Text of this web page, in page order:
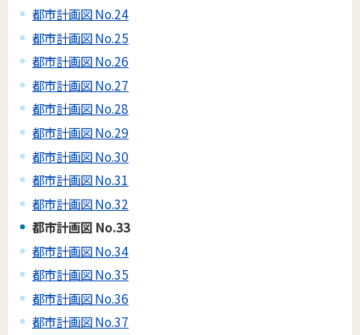
都市計画図 No.24
都市計画図 No.25
都市計画図 No.26
都市計画図 No.27
都市計画図 No.28
都市計画図 No.29
都市計画図 No.30
都市計画図 No.31
都市計画図 No.32
都市計画図 No.33
都市計画図 No.34
都市計画図 No.35
都市計画図 No.36
都市計画図 No.37